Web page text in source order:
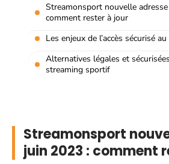
Streamonsport nouvelle
comment rester à jour
Les enjeux de l’accès sécurisé
Alternatives légales et
streaming sportif
Streamonsport
juin 2023 : comment